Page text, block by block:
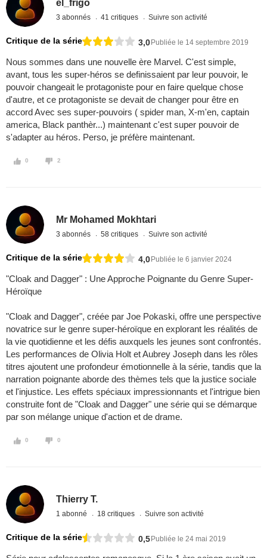
el_frigo
3 abonnés 41 critiques Suivre son activité
Critique de la série 3,0 Publiée le 14 septembre 2019
Nous sommes dans une nouvelle ère Marvel. C'est simple,
avant, tous les super-héros se definissaient par leur pouvoir, le
pouvoir changeait le protagoniste pour en faire quelque chose
d'autre, et ce protagoniste se devait de changer pour être en
accord Avec ses super-pouvoirs ( spider man, X-m'en, captain
america, Black panthèr...) maintenant c'est super pouvoir de
s'adapter au héros. Perso, je préfère maintenant.
0 2
Mr Mohamed Mokhtari
3 abonnés 58 critiques Suivre son activité
Critique de la série 4,0 Publiée le 6 janvier 2024
"Cloak and Dagger" : Une Approche Poignante du Genre Super-
Héroïque
"Cloak and Dagger", créée par Joe Pokaski, offre une perspective
novatrice sur le genre super-héroïque en explorant les réalités de
la vie quotidienne et les défis auxquels les jeunes sont confrontés.
Les performances de Olivia Holt et Aubrey Joseph dans les rôles
titres ajoutent une profondeur émotionnelle à la série, tandis que la
narration poignante aborde des thèmes tels que la justice sociale
et l'injustice. Les effets spéciaux impressionnants et l'intrigue bien
construite font de "Cloak and Dagger" une série qui se démarque
par son mélange unique d'action et de drame.
0 0
Thierry T.
1 abonné 18 critiques Suivre son activité
Critique de la série 0,5 Publiée le 24 mai 2019